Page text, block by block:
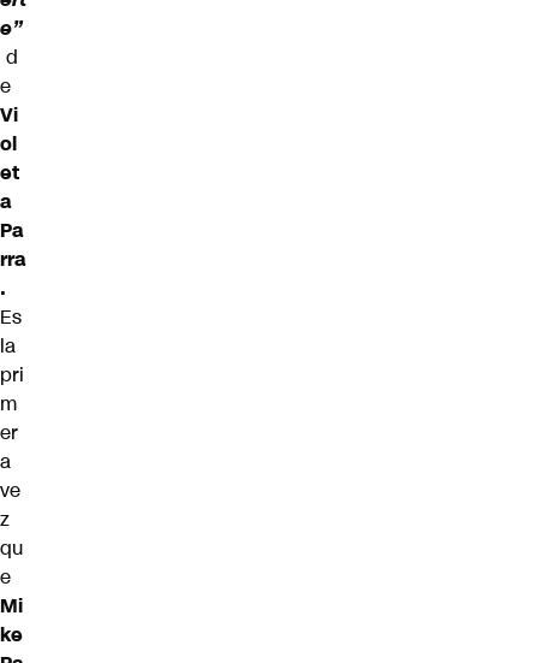
e”
d
e
Vi
ol
et
a
Pa
rra
.
Es
la
pri
m
er
a
ve
z
qu
e
Mi
ke